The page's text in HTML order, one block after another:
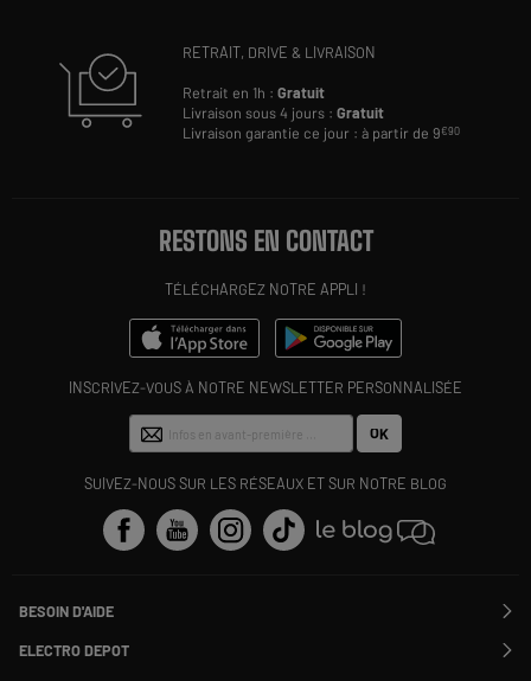
RETRAIT, DRIVE & LIVRAISON
Retrait en 1h :Gratuit
Livraison sous 4 jours :Gratuit
Livraison garantie ce jour : à partir de 9€90
RESTONS EN CONTACT
TÉLÉCHARGEZ NOTRE APPLI !
INSCRIVEZ-VOUS À NOTRE NEWSLETTER PERSONNALISÉE
OK
SUIVEZ-NOUS SUR LES RÉSEAUX ET SUR NOTRE BLOG
BESOIN D'AIDE
Suivre ma commande
ELECTRO DEPOT